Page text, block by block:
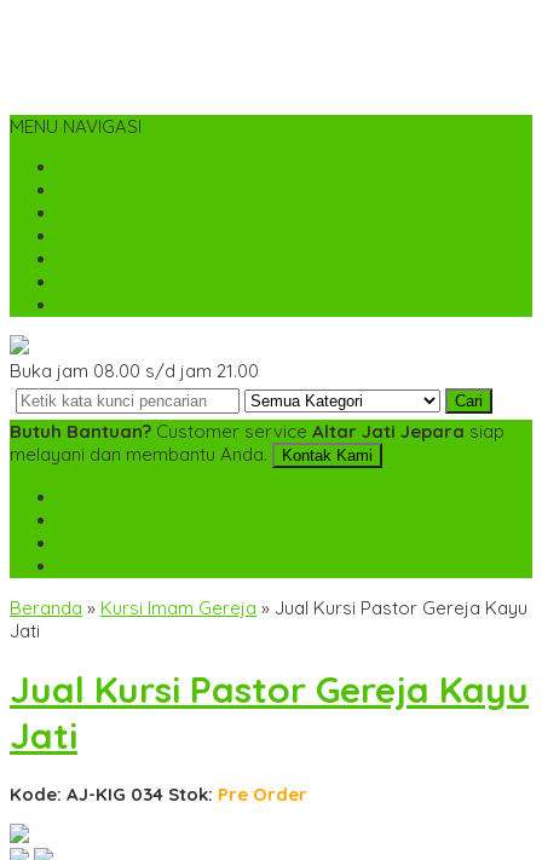
MENU NAVIGASI
Buka jam 08.00 s/d jam 21.00
Cari
Butuh Bantuan? Customer service Altar Jati Jepara siap
melayani dan membantu Anda.
Kontak Kami
Beranda » Kursi Imam Gereja » Jual Kursi Pastor Gereja Kayu
Jati
Jual Kursi Pastor Gereja Kayu
Jati
Kode: AJ-KIG 034 Stok: Pre Order